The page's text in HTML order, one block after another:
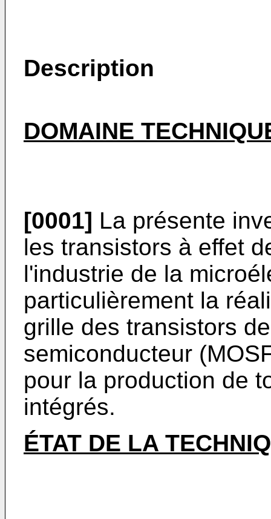
Description
DOMAINE
[0001] La présente
les transistors à effet
l'industrie de la
particulièrement la
grille des transistors
semiconducteur
pour la production de
intégrés.
ÉTAT DE LA